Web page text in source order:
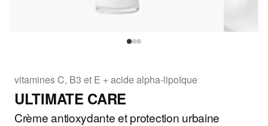
vitamines C, B3 et E + acide alpha-lipoïque
ULTIMATE CARE
Crème antioxydante et protection urbaine